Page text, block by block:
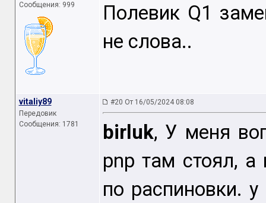
Сообщения: 999
Полевик Q1
не слова..
vitaliy89
Передовик
Сообщения: 1781
#20 От 16/05/2024 08:08
birluk, У меня
pnp там стоял,
по распиновки.